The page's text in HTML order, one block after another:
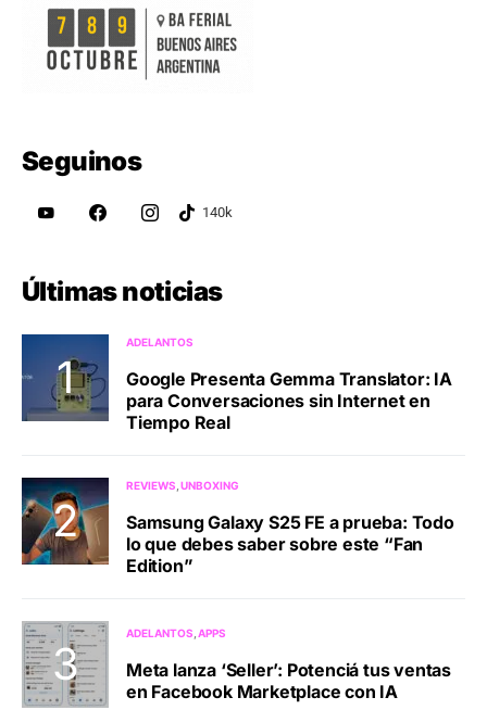
Seguinos
Últimas noticias
ADELANTOS
Google Presenta Gemma Translator: IA
para Conversaciones sin Internet en
Tiempo Real
REVIEWS UNBOXING
Samsung Galaxy S25 FE a prueba: Todo
lo que debes saber sobre este “Fan
Edition”
ADELANTOS APPS
Meta lanza ‘Seller’: Potenciá tus ventas
en Facebook Marketplace con IA